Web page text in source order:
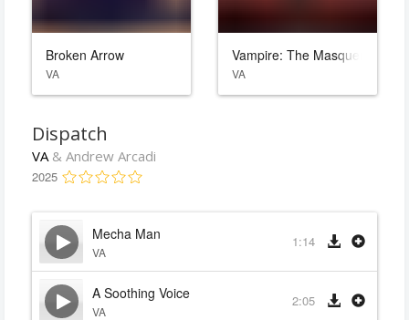
Broken Arrow
VA
Vampire: The Masquerade -
VA
Dispatch
VA & Andrew Arcadi
2025
Mecha Man
VA
1:14
A Soothing Voice
VA
2:05